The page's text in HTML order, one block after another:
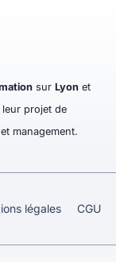
surLyon et
projet de
management.
légales CGU